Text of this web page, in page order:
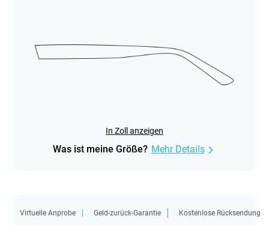
In Zoll anzeigen
Was ist meine Größe? Mehr Details
Virtuelle Anprobe Geld-zurück-Garantie Kostenlose Rücksendung